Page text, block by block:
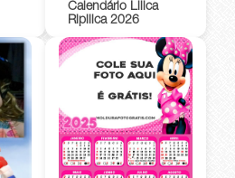
Calendário Lilica
Ripilica 2026